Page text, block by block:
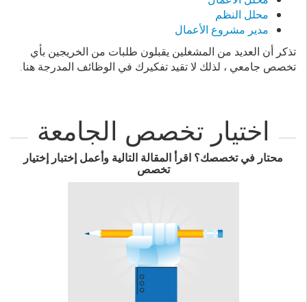
محلل النظم
مدير مشروع الأعمال
تذكر أن العديد من المشغلين يقبلون طلبات من الخريجين بأي
تخصص جامعي ، لذلك لا تقيد تفكيرك في الوظائف المدرجة هنا.
اختيار تخصص الجامعة
محتار في تخصصك؟ اقرأ المقالة التالية وأعمل إختبار إختيار
تخصص